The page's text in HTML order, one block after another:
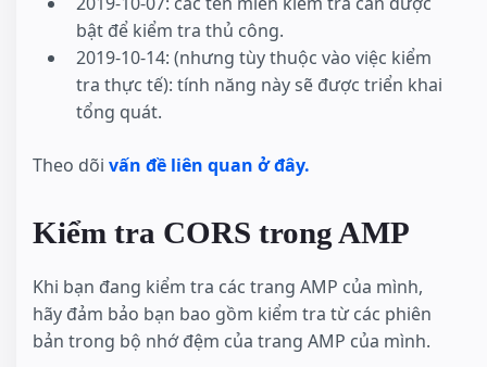
bật để kiểm tra thủ công.
2019-10-14: (nhưng tùy thuộc vào việc kiểm
tra thực tế): tính năng này sẽ được triển khai
tổng quát.
Theo dõi vấn đề liên quan ở đây.
Kiểm tra CORS trong AMP
Khi bạn đang kiểm tra các trang AMP của mình,
hãy đảm bảo bạn bao gồm kiểm tra từ các phiên
bản trong bộ nhớ đệm của trang AMP của mình.